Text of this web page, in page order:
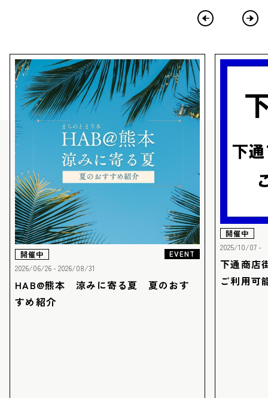
開催中
EVENT
2026/06/26 - 2026/08/31
HAB@熊本 涼みに寄る夏 夏のおす
すめ紹介
開催中
2025/10/07 -
下通商
ご利用可